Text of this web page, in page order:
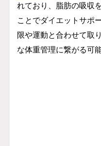
れており、脂肪の吸収
ことでダイエットサポ
限や運動と合わせて取
な体重管理に繋がる可